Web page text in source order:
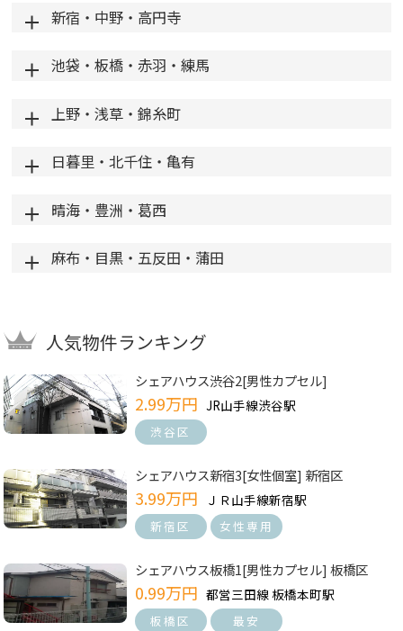
新宿・中野・高円寺
池袋・板橋・赤羽・練馬
上野・浅草・錦糸町
日暮里・北千住・亀有
晴海・豊洲・葛西
麻布・目黒・五反田・蒲田
人気物件ランキング
シェアハウス渋谷2[男性カプセル]
2.99万円 JR山手線渋谷駅
渋谷区
シェアハウス新宿3[女性個室] 新宿区
3.99万円 ＪＲ山手線新宿駅
新宿区 女性専用
シェアハウス板橋1[男性カプセル] 板橋区
0.99万円 都営三田線 板橋本町駅
板橋区 最安